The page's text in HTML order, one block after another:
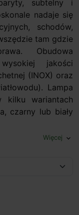
subtelny i
nadaje się
schodów,
tam gdzie
Obudowa
jakości
(INOX) oraz
Lampa
kilku wariantach
czarny lub biały
Więcej expand_more